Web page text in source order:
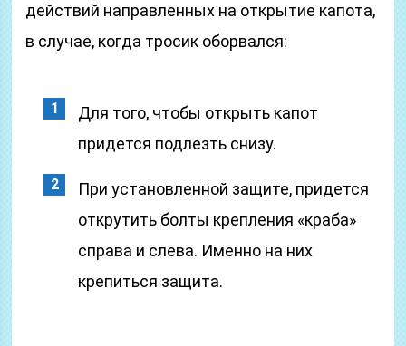
действий направленных на открытие капота,
в случае, когда тросик оборвался:
Для того, чтобы открыть капот
придется подлезть снизу.
При установленной защите, придется
открутить болты крепления «краба»
справа и слева. Именно на них
крепиться защита.